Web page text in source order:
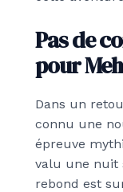
Pas de
pour
Dans un
connu une
épreuve
valu une nuit
rebond est